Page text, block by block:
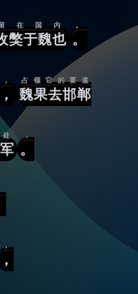
獘于魏也
在国内
。
。
，
，
魏果去邯郸
占领它的要道
。
，
，
，